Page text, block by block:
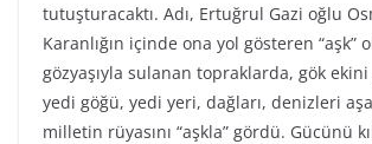
tutuşturacaktı. Adı, Ertuğrul Gazi oğlu
Karanlığın içinde ona yol gösteren “aşk”
gözyaşıyla sulanan topraklarda, gök
yedi göğü, yedi yeri, dağları, denizleri
milletin rüyasını “aşkla” gördü. Gücünü